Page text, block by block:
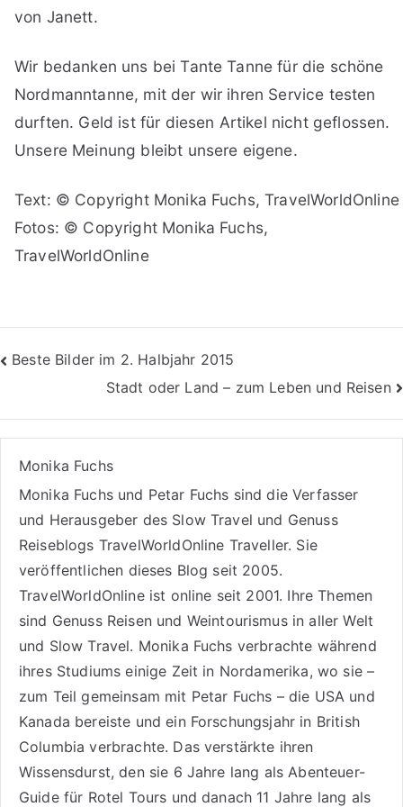
von Janett.
Wir bedanken uns bei Tante Tanne für die schöne
Nordmanntanne, mit der wir ihren Service testen
durften. Geld ist für diesen Artikel nicht geflossen.
Unsere Meinung bleibt unsere eigene.
Text: © Copyright Monika Fuchs, TravelWorldOnline
Fotos: © Copyright Monika Fuchs,
TravelWorldOnline
Beitragsnavigation
Beste Bilder im 2. Halbjahr 2015
Stadt oder Land – zum Leben und Reisen
Monika Fuchs
Monika Fuchs und Petar Fuchs sind die Verfasser
und Herausgeber des Slow Travel und Genuss
Reiseblogs TravelWorldOnline Traveller. Sie
veröffentlichen dieses Blog seit 2005.
TravelWorldOnline ist online seit 2001. Ihre Themen
sind Genuss Reisenund Weintourismusin aller Welt
und Slow Travel. Monika Fuchs verbrachte während
ihres Studiums einige Zeit in Nordamerika, wo sie –
zum Teil gemeinsam mit Petar Fuchs – die USA und
Kanada bereiste und ein Forschungsjahr in British
Columbia verbrachte. Das verstärkte ihren
Wissensdurst, den sie 6 Jahre lang alsAbenteuer-
Guide für Rotel Tours und danach 11 Jahre lang als